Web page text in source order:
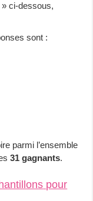
» ci-dessous,
sont :
parmi l’ensemble
31 gagnants.
pour